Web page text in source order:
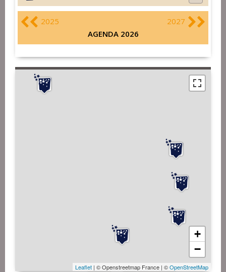
2025
2027
AGENDA 2026
+
−
Leaflet | © Openstreetmap France | ©OpenStreetMap